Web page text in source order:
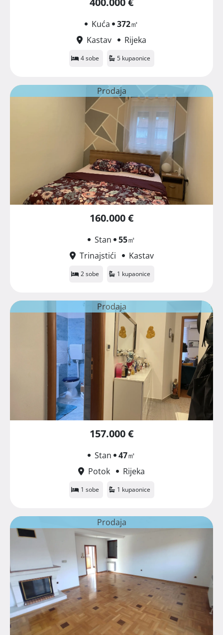
Kuća 372㎡
Kastav
Rijeka
4 sobe 5 kupaonice
Prodaja
160.000 €
Stan 55㎡
Trinajstići
Kastav
2 sobe 1 kupaonice
Prodaja
157.000 €
Stan 47㎡
Potok
Rijeka
1 sobe 1 kupaonice
Prodaja